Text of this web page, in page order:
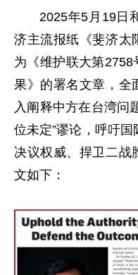
2025年5月19日
济主流报纸《斐济太
为《维护联大第
果》的署名文章，全
入阐释中方在台湾问
位未定”谬论，呼吁
决议权威、捍卫二战
文如下：